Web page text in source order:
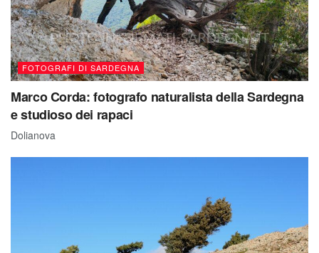
FOTOGRAFI DI SARDEGNA
Marco Corda: fotografo naturalista della Sardegna
e studioso dei rapaci
Dolianova